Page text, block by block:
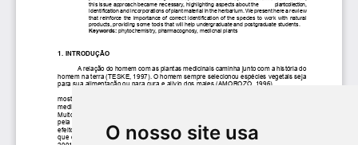
O nosso site usa